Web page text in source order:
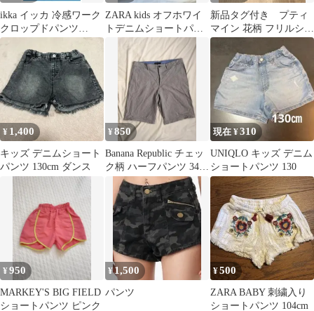
ikka イッカ 冷感ワーク
クロップドパンツ
140cm ダークグリーン
ZARA kids オフホワイ
トデニムショートパン
ツ 122cm
新品タグ付き プティ
マイン 花柄 フリルショ
ートパンツ 100cm 水陸
¥ 1,400
キッズ デニムショート
パンツ 130cm ダンス
¥850
Banana Republic チェッ
ク柄 ハーフパンツ 34イ
ンチ
現在 ¥310
UNIQLO キッズ デニム
ショートパンツ 130
¥950
MARKEY'S BIG FIELD
ショートパンツ ピンク
¥1,500
パンツ
¥500
ZARA BABY 刺繍入り
ショートパンツ 104cm